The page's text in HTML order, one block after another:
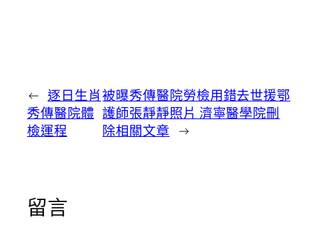
← 逐日生肖
秀傳醫院體
檢運程
被曝秀傳醫院勞檢用錯去世援鄂
護師張靜靜照片 濟寧醫學院刪
除相關文章 →
留言